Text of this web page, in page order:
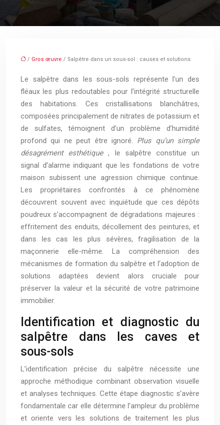
/ Gros œuvre / Salpêtre dans un sous-sol : causes et solutions
Le salpêtre dans les sous-sols représente l’un des
fléaux les plus redoutables pour l’intégrité structurelle
des habitations. Ces cristallisations blanchâtres,
composées principalement de nitrates de potassium et
de sulfates, témoignent d’un problème d’humidité
profond qui ne peut être ignoré. Plus qu’un simple
désagrément esthétique, le salpêtre constitue un
signal d’alarme indiquant que les fondations de votre
maison subissent une agression chimique continue.
Les propriétaires confrontés à ce phénomène
découvrent souvent avec inquiétude que ces dépôts
poudreux s’accompagnent de dégradations majeures :
effritement des enduits, décollement des peintures, et
dans les cas les plus sévères, fragilisation de la
maçonnerie elle-même. La compréhension des
mécanismes de formation du salpêtre et l’adoption de
solutions adaptées devient alors cruciale pour
préserver la valeur et la sécurité de votre patrimoine
immobilier.
Identification et diagnostic du
salpêtre dans les caves et
sous-sols
L’identification précise du salpêtre nécessite une
approche méthodique combinant observation visuelle
et analyses techniques. Cette étape diagnostic s’avère
fondamentale car elle détermine l’ampleur du problème
et oriente vers les solutions de traitement les plus